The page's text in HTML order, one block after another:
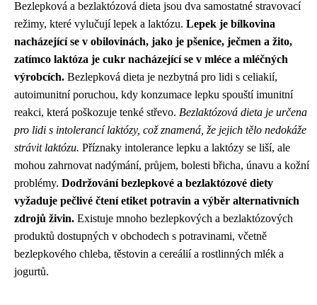
Bezlepková a bezlaktózová dieta jsou dva samostatné stravovací
režimy, které vylučují lepek a laktózu. Lepek je bílkovina
nacházející se v obilovinách, jako je pšenice, ječmen a žito,
zatímco laktóza je cukr nacházející se v mléce a mléčných
výrobcích. Bezlepková dieta je nezbytná pro lidi s celiakií,
autoimunitní poruchou, kdy konzumace lepku spouští imunitní
reakci, která poškozuje tenké střevo. Bezlaktózová dieta je určena
pro lidi s intolerancí laktózy, což znamená, že jejich tělo nedokáže
strávit laktózu. Příznaky intolerance lepku a laktózy se liší, ale
mohou zahrnovat nadýmání, průjem, bolesti břicha, únavu a kožní
problémy. Dodržování bezlepkové a bezlaktózové diety
vyžaduje pečlivé čtení etiket potravin a výběr alternativních
zdrojů živin. Existuje mnoho bezlepkových a bezlaktózových
produktů dostupných v obchodech s potravinami, včetně
bezlepkového chleba, těstovin a cereálií a rostlinných mlék a
jogurtů.